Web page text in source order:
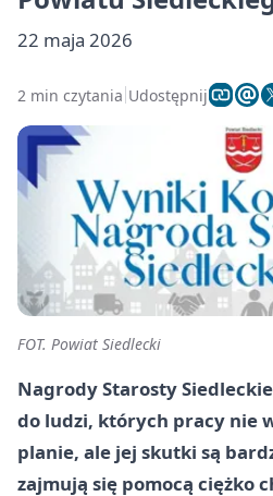
22 maja 2026
2 min czytania Udostępnij
FOT. Powiat Siedlecki
Nagrody Starosty
do ludzi, których pracy nie
planie, ale jej skutki są
zajmują się pomocą ciężko